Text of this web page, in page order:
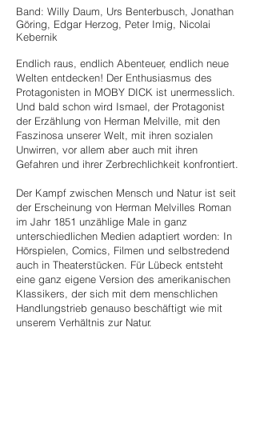
Band: Willy Daum, Urs Benterbusch, Jonathan
Göring, Edgar Herzog, Peter Imig, Nicolai
Kebernik
Endlich raus, endlich Abenteuer, endlich neue
Welten entdecken! Der Enthusiasmus des
Protagonisten in MOBY DICK ist unermesslich.
Und bald schon wird Ismael, der Protagonist
der Erzählung von Herman Melville, mit den
Faszinosa unserer Welt, mit ihren sozialen
Unwirren, vor allem aber auch mit ihren
Gefahren und ihrer Zerbrechlichkeit konfrontiert.
Der Kampf zwischen Mensch und Natur ist seit
der Erscheinung von Herman Melvilles Roman
im Jahr 1851 unzählige Male in ganz
unterschiedlichen Medien adaptiert worden: In
Hörspielen, Comics, Filmen und selbstredend
auch in Theaterstücken. Für Lübeck entsteht
eine ganz eigene Version des amerikanischen
Klassikers, der sich mit dem menschlichen
Handlungstrieb genauso beschäftigt wie mit
unserem Verhältnis zur Natur.